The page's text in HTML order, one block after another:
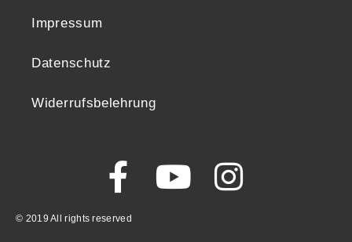
Impressum
Datenschutz
Widerrufsbelehrung
© 2019 All rights reserved